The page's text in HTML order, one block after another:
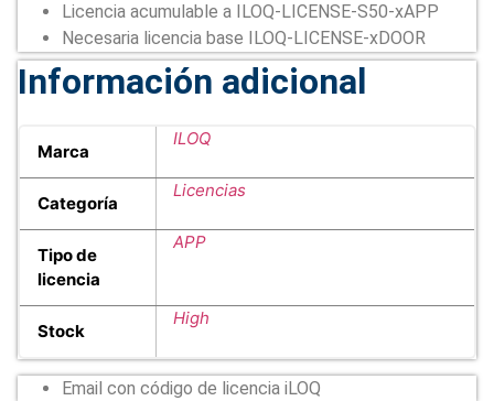
Licencia acumulable a ILOQ-LICENSE-S50-xAPP
Necesaria licencia base ILOQ-LICENSE-xDOOR
Información adicional
Marca
ILOQ
Categoría
Licencias
Tipo de
licencia
APP
Stock
High
Email con código de licencia iLOQ